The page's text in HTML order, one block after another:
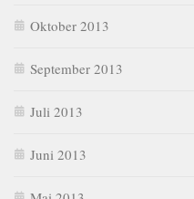
Oktober 2013
September 2013
Juli 2013
Juni 2013